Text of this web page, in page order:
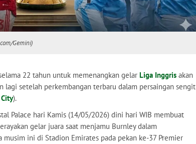
Gemini)
22 tahun untuk memenangkan gelar Liga Inggris akan
lagi setelah perkembangan terbaru dalam persaingan sengit
).
Palace hari Kamis (14/05/2026) dini hari WIB membuat
gelar juara saat menjamu Burnley dalam
ini di Stadion Emirates pada pekan ke-37 Premier